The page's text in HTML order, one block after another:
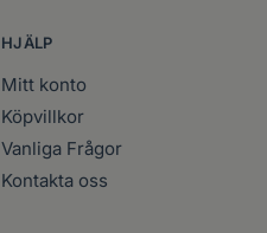
HJÄLP
Mitt konto
Köpvillkor
Vanliga Frågor
Kontakta oss